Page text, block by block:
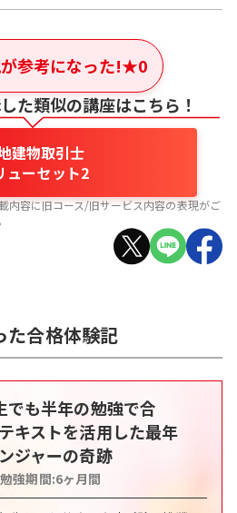
参考になった!★0
た類似の講座はこちら！
建物取引士
ューセット2
内容に旧コース/旧サービス内容の表現がご
た合格体験記
でも半年の勉強で合
キストを活用した最年
ジャーの奇跡
勉強期間:6ヶ月間